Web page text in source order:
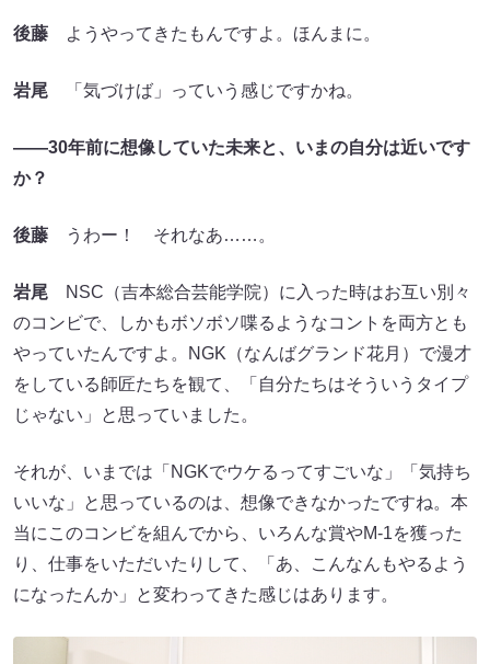
後藤 ようやってきたもんですよ。ほんまに。
岩尾 「気づけば」っていう感じですかね。
――30年前に想像していた未来と、いまの自分は近いです
か？
後藤 うわー！ それなあ……。
岩尾 NSC（吉本総合芸能学院）に入った時はお互い別々
のコンビで、しかもボソボソ喋るようなコントを両方とも
やっていたんですよ。NGK（なんばグランド花月）で漫才
をしている師匠たちを観て、「自分たちはそういうタイプ
じゃない」と思っていました。
それが、いまでは「NGKでウケるってすごいな」「気持ち
いいな」と思っているのは、想像できなかったですね。本
当にこのコンビを組んでから、いろんな賞やM-1を獲った
り、仕事をいただいたりして、「あ、こんなんもやるよう
になったんか」と変わってきた感じはあります。